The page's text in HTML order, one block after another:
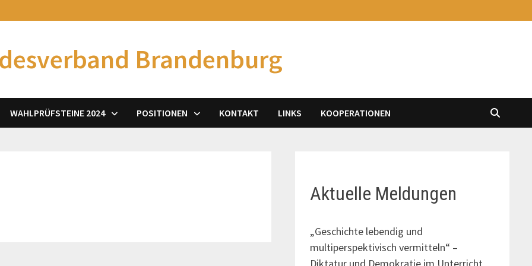
Brandenburg
WAHLPRÜFSTEINE 2024 POSITIONEN KONTAKT LINKS KOOPERATIONEN
Aktuelle Meldungen
„Geschichte lebendig und
multiperspektivisch vermitteln“ –